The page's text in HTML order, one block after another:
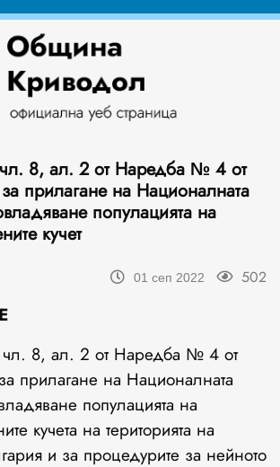
8, ал. 2 от Наредба № 4 от
прилагане на Националната
популацията на
кучет
01 сеп 2022 502
8, ал. 2 от Наредба № 4 от
прилагане на Националната
популацията на
кучета на територията на
и за процедурите за нейното